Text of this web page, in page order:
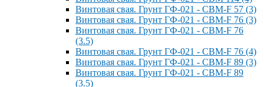
Винтовая свая. Грунт ГФ-021 - СВМ-F 57 (3)
Винтовая свая. Грунт ГФ-021 - СВМ-F 76 (3)
Винтовая свая. Грунт ГФ-021 - СВМ-F 76
(3.5)
Винтовая свая. Грунт ГФ-021 - СВМ-F 76 (4)
Винтовая свая. Грунт ГФ-021 - СВМ-F 89 (3)
Винтовая свая. Грунт ГФ-021 - СВМ-F 89
(3.5)